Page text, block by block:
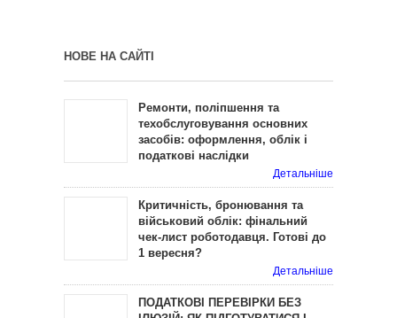
НОВЕ НА САЙТІ
Ремонти, поліпшення та
техобслуговування основних
засобів: оформлення, облік і
податкові наслідки
Детальніше
Критичність, бронювання та
військовий облік: фінальний
чек-лист роботодавця. Готові до
1 вересня?
Детальніше
ПОДАТКОВІ ПЕРЕВІРКИ БЕЗ